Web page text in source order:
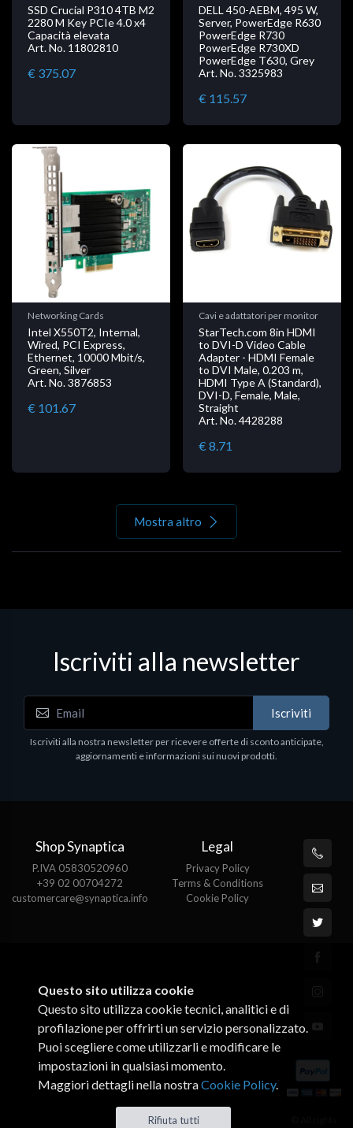
SSD Crucial P310 4TB M2
2280 M Key PCIe 4.0 x4
Capacità elevata
Art. No. 11802810
€ 375.07
DELL 450-AEBM, 495 W,
Server, PowerEdge R630
PowerEdge R730
PowerEdge R730XD
PowerEdge T630, Grey
Art. No. 3325983
€ 115.57
Networking Cards
Intel X550T2, Internal,
Wired, PCI Express,
Ethernet, 10000 Mbit/s,
Green, Silver
Art. No. 3876853
€ 101.67
Cavi e adattatori per monitor
StarTech.com 8in HDMI
to DVI-D Video Cable
Adapter - HDMI Female
to DVI Male, 0.203 m,
HDMI Type A (Standard),
DVI-D, Female, Male,
Straight
Art. No. 4428288
€ 8.71
Mostra altro
Iscriviti alla newsletter
Iscriviti
Iscriviti alla nostra newsletter per ricevere offerte di sconto anticipate,
aggiornamenti e informazioni sui nuovi prodotti.
Shop Synaptica
P.IVA 05830520960
+39 02 00704272
customercare@synaptica.info
Legal
Privacy Policy
Terms & Conditions
Cookie Policy
Questo sito utilizza cookie
Questo sito utilizza cookie tecnici, analitici e di
profilazione per offrirti un servizio personalizzato.
Puoi scegliere come utilizzarli e modificare le
impostazioni in qualsiasi momento.
Maggiori dettagli nella nostraCookie Policy.
Rifiuta tutti